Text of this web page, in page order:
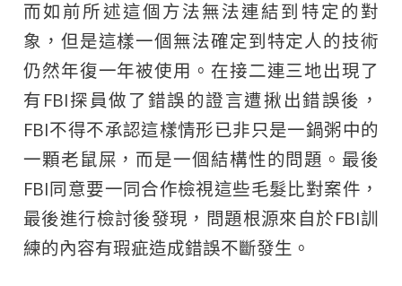
而如前所述這個方法無法連結到特定的對
象，但是這樣一個無法確定到特定人的技術
仍然年復一年被使用。在接二連三地出現了
有FBI探員做了錯誤的證言遭揪出錯誤後，
FBI不得不承認這樣情形已非只是一鍋粥中的
一顆老鼠屎，而是一個結構性的問題。最後
FBI同意要一同合作檢視這些毛髮比對案件，
最後進行檢討後發現，問題根源來自於FBI訓
練的內容有瑕疵造成錯誤不斷發生。